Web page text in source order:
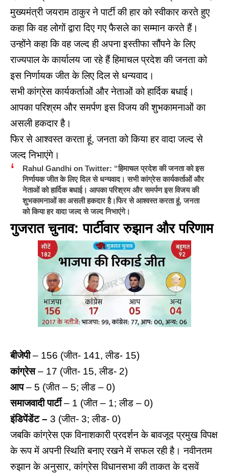
मुख्यमंत्रीजयराम ठाकुरने पार्टी की हार को स्वीकार करते हुए
कहा कि वह लोगों द्वारा दिए गए फैसले का सम्मान करते हैं।
उन्होंने कहा कि वह जल्द ही अपना इस्तीफा सौंपने के लिए
राज्यपाल के कार्यालय जा रहे हैं हिमाचल प्रदेश की जनता को
इस निर्णायक जीत के लिए दिल से धन्यवाद।
सभी कांग्रेस कार्यकर्ताओं और नेताओं को हार्दिक बधाई।
आपका परिश्रम और समर्पण इस विजय की शुभकामनाओं का
असली हकदार है।
फिर से आश्वस्त करता हूं, जनता को किया हर वादा जल्द से
जल्द निभाएंगे।
Rahul Gandhi on Twitter: “हिमाचल प्रदेश की जनता को इस
निर्णायक जीत के लिए दिल से धन्यवाद। सभी कांग्रेस कार्यकर्ताओं और
नेताओं को हार्दिक बधाई। आपका परिश्रम और समर्पण इस विजय की
शुभकामनाओं का असली हकदार है।फिर से आश्वस्त करता हूं, जनता
को किया हर वादा जल्द से जल्द निभाएंगे।
गुजरात चुनाव: पार्टीवार रुझान और परिणाम
बीजेपी– 156 (जीत- 141, लीड- 15)
कांग्रेस– 17 (जीत- 15, लीड- 2)
आप– 5 (जीत – 5; लीड – 0)
समाजवादी पार्टी– 1 (जीत – 1; लीड – 0)
इंडिपेंडेंट – 3 (जीत- 3; लीड- 0)
जबकि कांग्रेस एक विनाशकारी प्रदर्शन के बावजूद प्रमुख विपक्ष
के रूप में अपनी स्थिति बनाए रखने में सफल रही है। नवीनतम
रुझान के अनुसार, कांग्रेस विधानसभा की ताकत के दसवें